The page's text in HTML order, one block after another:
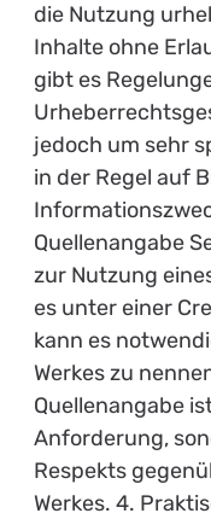
die Nutzung
Inhalte ohne
gibt es
jedoch um sehr
in der Regel auf
Quellenangabe
zur Nutzung
es unter einer
kann es
Werkes zu
Quellenangabe
Anforderung,
Respekts
Werkes. 4.